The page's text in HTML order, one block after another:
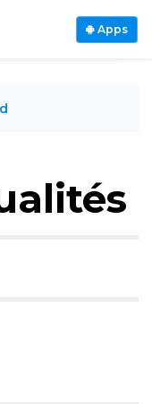
Apps